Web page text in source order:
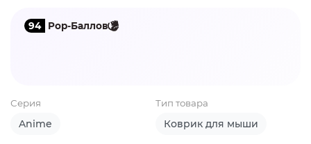
94 Pop-Баллов
Серия
Anime
Тип товара
Коврик для мыши